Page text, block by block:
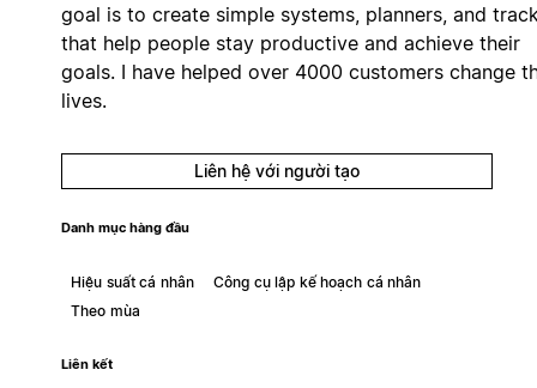
goal is to create simple systems, planners, and
that help people stay productive and achieve their
goals. I have helped over 4000 customers change
lives.
Liên hệ với người tạo
Danh mục hàng đầu
Hiệu suất cá nhân
Công cụ lập kế hoạch cá nhân
Theo mùa
Liên kết